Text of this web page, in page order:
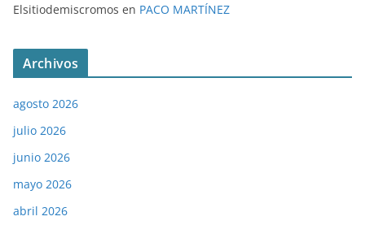
Elsitiodemiscromos en PACO MARTÍNEZ
Archivos
agosto 2026
julio 2026
junio 2026
mayo 2026
abril 2026